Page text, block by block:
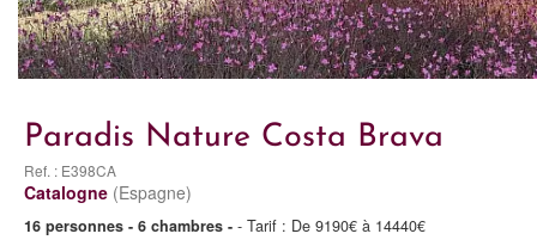
Paradis Nature Costa Brava
Ref. : E398CA
Catalogne (Espagne)
16 personnes - 6 chambres - - Tarif : De 9190€ à 14440€